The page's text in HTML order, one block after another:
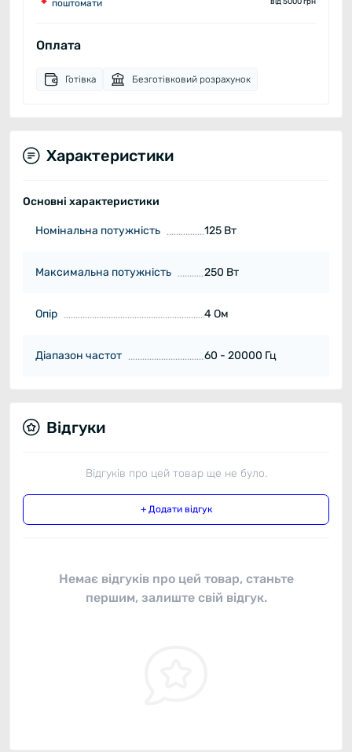
поштомати
Оплата
Готівка Безготівковий розрахунок
Характеристики
Основні характеристики
Номінальна потужність 125 Вт
Максимальна потужність 250 Вт
Опір 4 Ом
Діапазон частот 60 - 20000 Гц
Відгуки
Відгуків про цей товар ще не було.
+ Додати відгук
Немає відгуків про цей товар, станьте
першим, залиште свій відгук.